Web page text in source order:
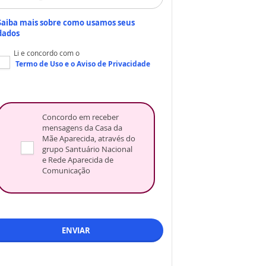
mais sobre como usamos seus
Li e concordo com o
Termo de Usoe oAviso de Privacidade
Concordo em receber
mensagens da Casa da
Mãe Aparecida, através do
grupo Santuário Nacional
e Rede Aparecida de
Comunicação
ENVIAR